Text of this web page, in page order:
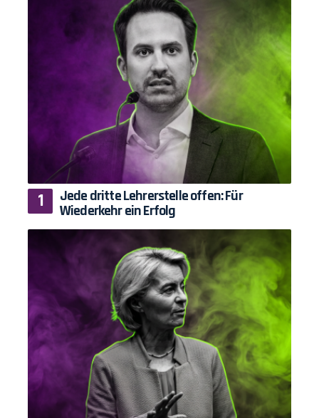
Jede dritte Lehrerstelle offen: Für
Wiederkehr ein Erfolg